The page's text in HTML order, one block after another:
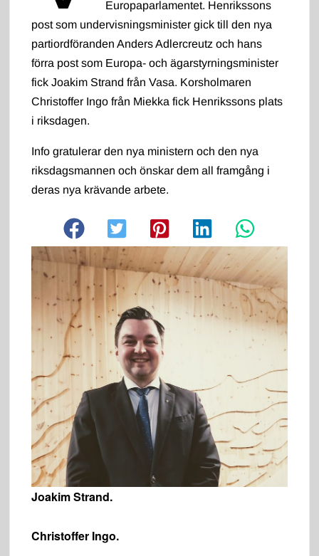
Europaparlamentet. Henrikssons
post som undervisningsminister gick till den nya
partiordföranden Anders Adlercreutz och hans
förra post som Europa- och ägarstyrningsminister
fick Joakim Strand från Vasa. Korsholmaren
Christoffer Ingo från Miekka fick Henrikssons plats
i riksdagen.
Info gratulerar den nya ministern och den nya
riksdagsmannen och önskar dem all framgång i
deras nya krävande arbete.
Joakim Strand.
Christoffer Ingo.